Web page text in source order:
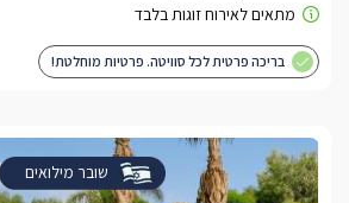
בריכה פרטית לכל סוויטה. פרטיות מוחלטת!
שובר מילואים